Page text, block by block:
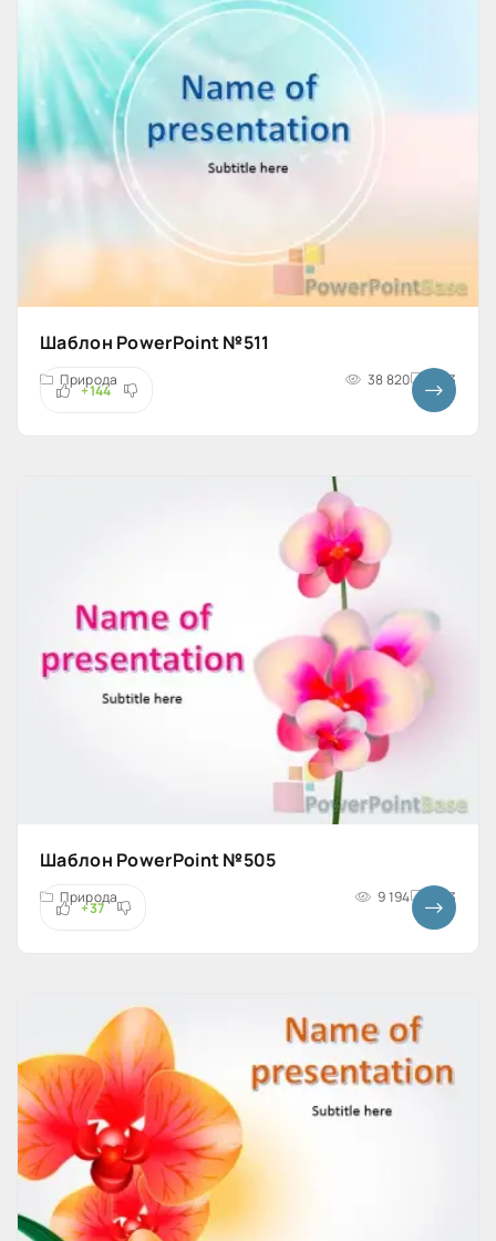
Шаблон PowerPoint №511
Природа 38 820 4x3
+144
Шаблон PowerPoint №505
Природа 9 194 4x3
+37